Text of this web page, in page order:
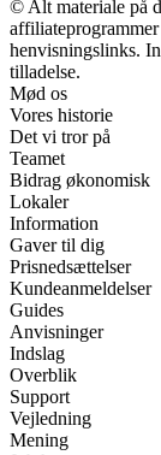
© Alt materiale på
henvisningslinks.
tilladelse.
Mød os
Vores historie
Det vi tror på
Teamet
Bidrag økonomisk
Lokaler
Information
Gaver til dig
Prisnedsættelser
Kundeanmeldelser
Guides
Anvisninger
Indslag
Overblik
Support
Vejledning
Mening